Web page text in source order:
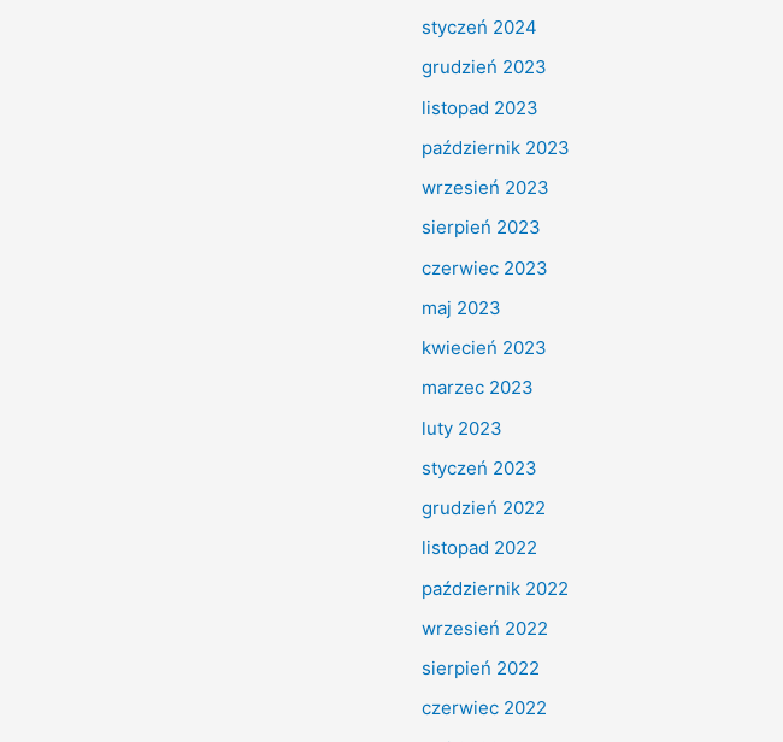
styczeń 2024
grudzień 2023
listopad 2023
październik 2023
wrzesień 2023
sierpień 2023
czerwiec 2023
maj 2023
kwiecień 2023
marzec 2023
luty 2023
styczeń 2023
grudzień 2022
listopad 2022
październik 2022
wrzesień 2022
sierpień 2022
czerwiec 2022